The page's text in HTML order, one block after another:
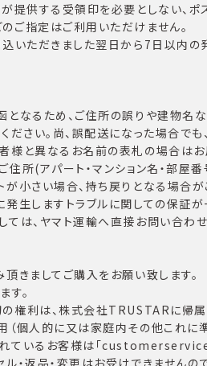
提供する受領印を必要としない、
指定はご利用いただけません。
いただきました翌日から7日以内
なるため、ご住所の誤りや建物名
ださい。尚、誤配送になった場合でも
と異なるお名前の表札の場合はお
所(アパート・マンション名・部屋
小さい場合、持ち戻りとなる場合が
生しますトラブルに関しての保証
は、ヤマト運輸へ直接お問い合わせ
きましてご購入をお願い致します。
。
利は、株式会社TRUSTARに帰属
個人的に又は家庭内その他これに
ているお客様は「
・返品・変更はお受けできませんの